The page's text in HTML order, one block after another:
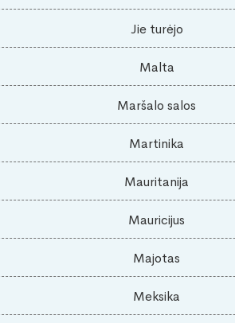
Jie turėjo
Malta
Maršalo salos
Martinika
Mauritanija
Mauricijus
Majotas
Meksika